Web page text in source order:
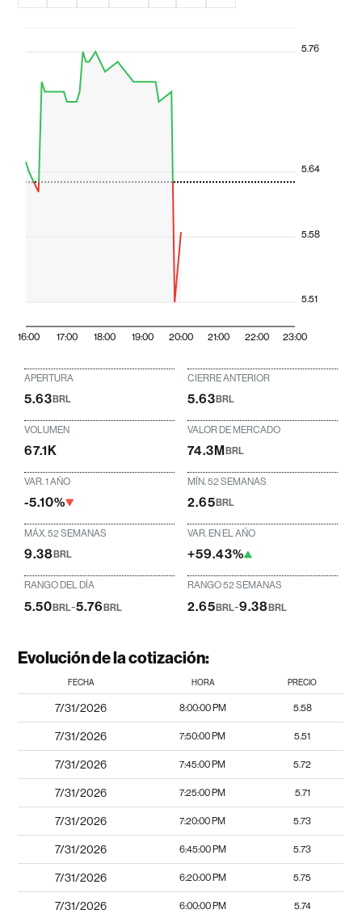
16:00 17:00 18:00 19:00 20:00 21:00 22:00 23:00
5.51
5.58
5.64
5.76
APERTURA
5.63BRL
CIERRE ANTERIOR
5.63BRL
VOLUMEN
67.1K
VALOR DE MERCADO
74.3MBRL
VAR. 1 AÑO
-5.10%
MÍN. 52 SEMANAS
2.65BRL
MÁX. 52 SEMANAS
9.38BRL
VAR. EN EL AÑO
+59.43%
RANGO DEL DÍA
5.50BRL-5.76BRL
RANGO 52 SEMANAS
2.65 BRL-9.38 BRL
Evolución de la cotización:
FECHA HORA PRECIO
7/31/2026 8:00:00 PM 5.58
7/31/2026 7:50:00 PM 5.51
7/31/2026 7:45:00 PM 5.72
7/31/2026 7:25:00 PM 5.71
7/31/2026 7:20:00 PM 5.73
7/31/2026 6:45:00 PM 5.73
7/31/2026 6:20:00 PM 5.75
7/31/2026 6:00:00 PM 5.74